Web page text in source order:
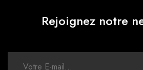
Rejoignez notre